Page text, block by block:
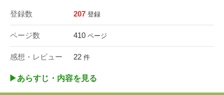
登録数 207 登録
ページ数 410 ページ
感想・レビュー 22 件
▶︎あらすじ・内容を見る